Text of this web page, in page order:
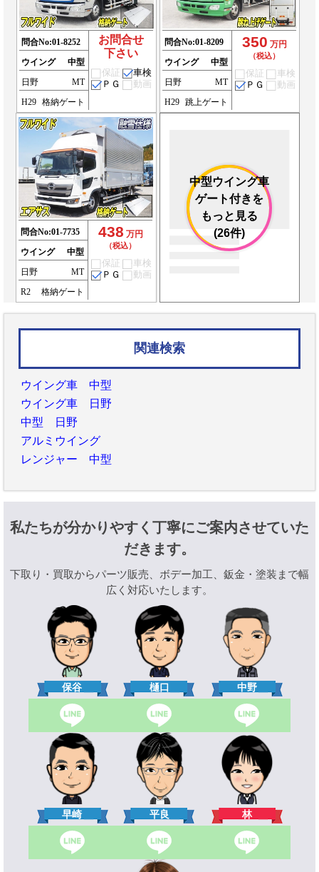
問合No:01-8252
ウイング
中型
日野
MT
H29 格納ゲート
お問合せ
下さい
保証
車検
ＰＧ
動画
問合No:01-8209
ウイング
中型
日野
MT
H29 跳上ゲート
350 万円
（税込）
保証
車検
ＰＧ
動画
問合No:01-7735
ウイング
中型
日野
MT
R2
格納ゲート
438 万円
（税込）
保証
車検
ＰＧ
動画
中型ウイング車
ゲート付きを
もっと見る
(26件)
関連検索
ウイング車 中型
ウイング車 日野
中型 日野
アルミウイング
レンジャー 中型
私たちが分かりやすく丁寧にご案内させていた
だきます。
下取り・買取からパーツ販売、ボデー加工、鈑金・塗装まで幅
広く対応いたします。
保谷 樋口 中野
早崎 平良 林